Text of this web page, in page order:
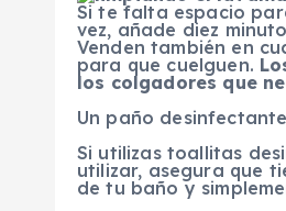
Si te falta espacio
vez, añade diez
Venden también en
para que cuelguen.
los colgadores que
Un paño desinfectante
Si utilizas toallitas
utilizar, asegura que
de tu baño y